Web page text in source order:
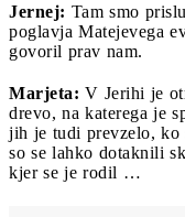
Jernej: Tam smo
poglavja Matejevega
govoril prav nam.
Marjeta: V Jerihi je
drevo, na katerega je
jih je tudi prevzelo, ko
so se lahko dotaknili
kjer se je rodil …